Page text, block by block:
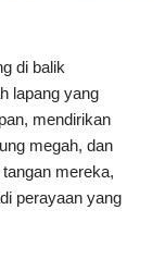
di balik
lapang yang
mendirikan
megah, dan
mereka,
perayaan yang